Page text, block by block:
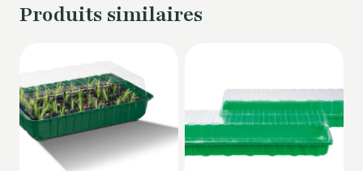
Produits similaires